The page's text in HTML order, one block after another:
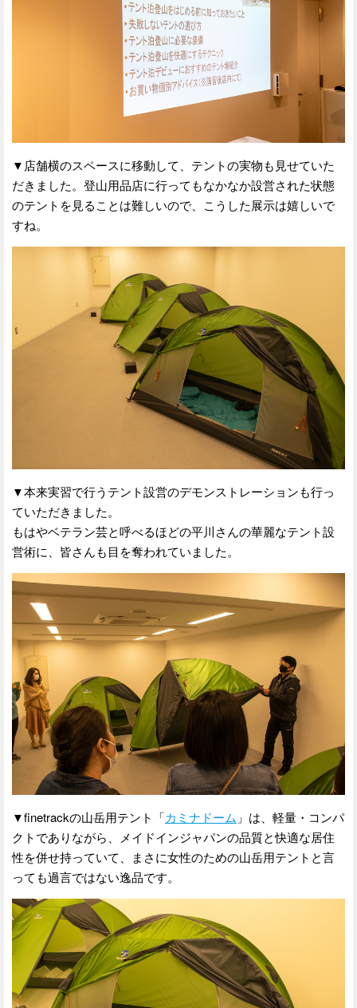
▼店舗横のスペースに移動して、テントの実物も見せていた
だきました。登山用品店に行ってもなかなか設営された状態
のテントを見ることは難しいので、こうした展示は嬉しいで
すね。
▼本来実習で行うテント設営のデモンストレーションも行っ
ていただきました。
もはやベテラン芸と呼べるほどの平川さんの華麗なテント設
営術に、皆さんも目を奪われていました。
▼finetrackの山岳用テント「カミナドーム 」は、軽量・コンパ
クトでありながら、メイドインジャパンの品質と快適な居住
性を併せ持っていて、まさに女性のための山岳用テントと言
っても過言ではない逸品です。